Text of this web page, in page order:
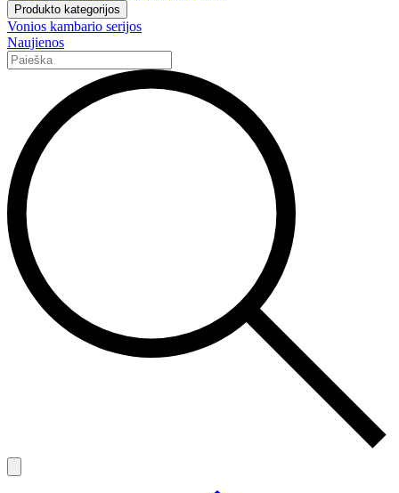
Produkto kategorijos
Vonios kambario serijos
Naujienos